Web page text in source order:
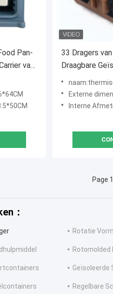
Pan-
van
33 Dragers
Draagbare
voor Catering
naam:thermisch
Externe
Interne
Page
：
Rotatie
Rotomolded
Geïsoleerde
Regelbare